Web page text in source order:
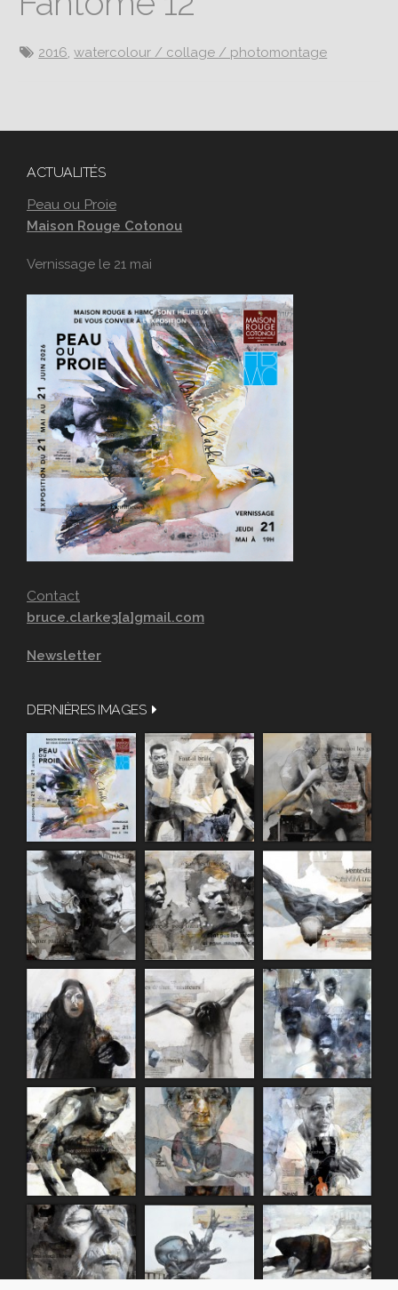
2016,watercolour / collage / photomontage
ACTUALITÉS
Peau ou Proie
Maison Rouge Cotonou
Vernissage le 21 mai
Contact
bruce.clarke3[a]gmail.com
Newsletter
DERNIÈRES IMAGES